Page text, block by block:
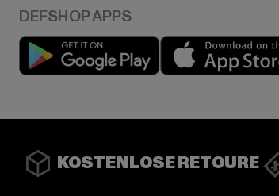
Play market
KOSTENLOSE RETOURE